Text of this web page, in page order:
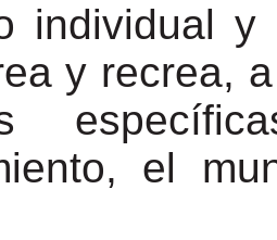
individual
y recrea,
el